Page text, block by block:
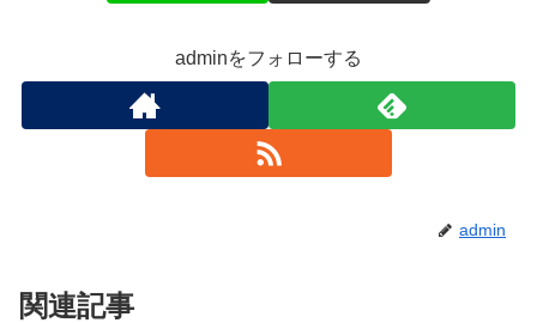
adminをフォローする
admin
関連記事